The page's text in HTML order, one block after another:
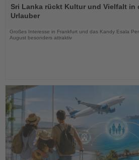
Sie
die
Sri Lanka rückt Kultur und Vielfalt in
Urlauber
Großes Interesse in Frankfurt und das Kandy Esala
August besonders attraktiv